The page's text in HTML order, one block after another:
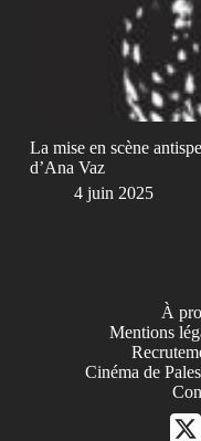
La mise en scène
d’Ana Vaz
4 juin 2025
À
Mentions
Cinéma de